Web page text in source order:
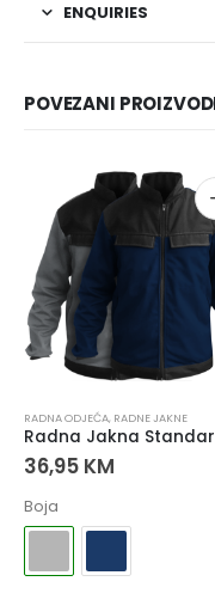
ENQUIRIES
POVEZANI
,RADNE JAKNE
RADNA ODJEĆA, RADNE JAKNE
Radna Jakna
36,95 KM
Boja